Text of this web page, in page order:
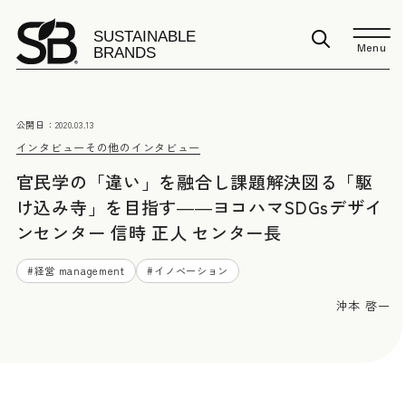
Menu
インタビュー その他のインタビュー
公開日： 2020.03.13
官民学の「違い」を融合し課題解決図る「駆
け込み寺」を目指す――ヨコハマSDGsデザイ
ンセンター 信時 正人 センター長
#経営 management #イノベーション
沖本 啓一